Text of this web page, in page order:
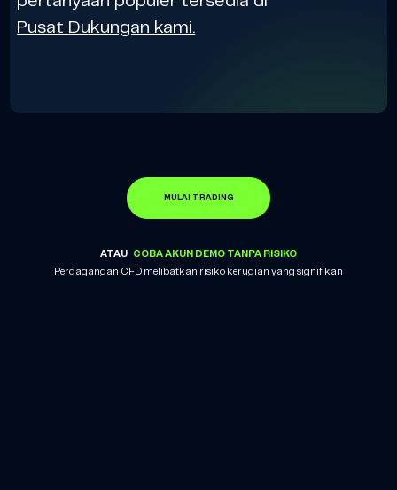
Pusat Dukungan kami.
MULAI TRADING
ATAU COBA AKUN DEMO TANPA RISIKO
Perdagangan CFD melibatkan risiko kerugian yang signifikan